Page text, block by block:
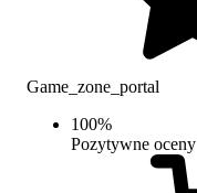
Game_zone_portal
100%
Pozytywne oceny